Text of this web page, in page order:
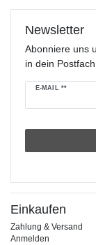
Newsletter
Abonniere uns
in dein
E-MAIL **
Newsletter
Einkaufen
Zahlung & Versand
Anmelden